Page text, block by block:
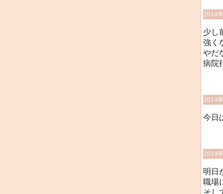
2014
少し
強く
やだ
病院
2014
今日
2014
明日
職場
そし